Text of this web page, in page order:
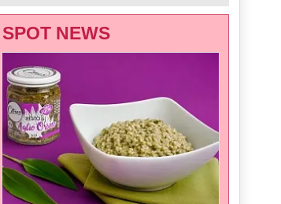
SPOT NEWS